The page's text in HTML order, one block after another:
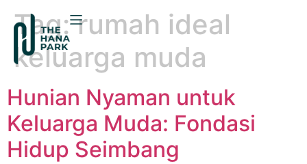
Tag:rumah ideal
keluarga muda
Hunian Nyaman untuk
Keluarga Muda: Fondasi
Hidup Seimbang